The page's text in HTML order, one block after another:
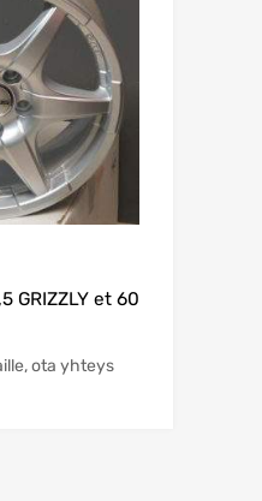
GRIZZLY et 60
ota yhteys